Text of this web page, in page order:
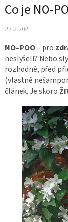
Co je NO-
23.2.2021
NO–POO– pro
neslyšeli? Nebo
rozhodně, před
(vlastně
článek. Je skoro